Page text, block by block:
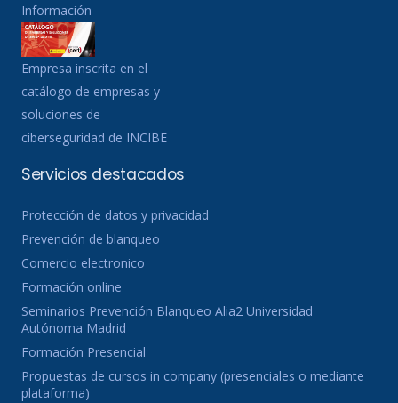
Información
Empresa inscrita en el
catálogo de empresas y
soluciones de
ciberseguridad de INCIBE
Servicios destacados
Protección de datos y privacidad
Prevención de blanqueo
Comercio electronico
Formación online
Seminarios Prevención Blanqueo Alia2 Universidad
Autónoma Madrid
Formación Presencial
Propuestas de cursos in company (presenciales o mediante
plataforma)